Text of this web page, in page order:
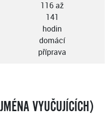
116 až
141
hodin
domácí
příprava
VYUČUJÍCÍCH)